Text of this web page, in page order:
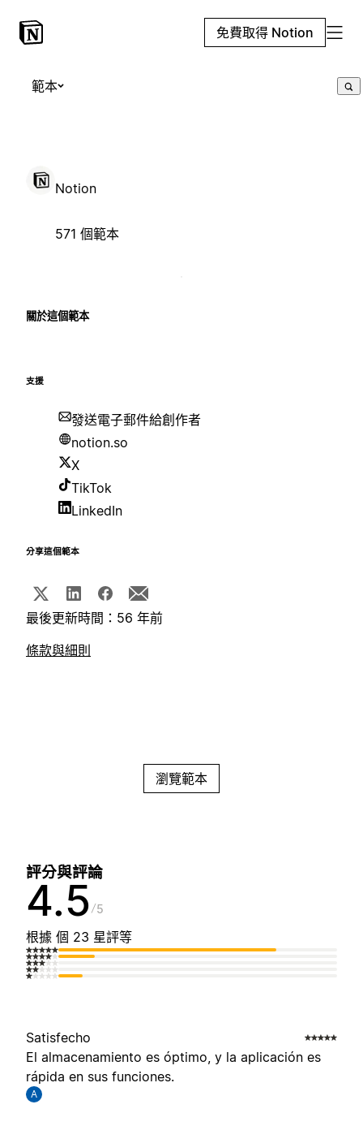
免費取得 Notion
範本
Notion
571 個範本
關於這個範本
支援
發送電子郵件給創作者
notion.so
X
TikTok
LinkedIn
分享這個範本
最後更新時間：56 年前
條款與細則
瀏覽範本
評分與評論
4.5 5
根據 個 23 星評等
Satisfecho
El almacenamiento es óptimo, y la aplicación es
rápida en sus funciones.
A